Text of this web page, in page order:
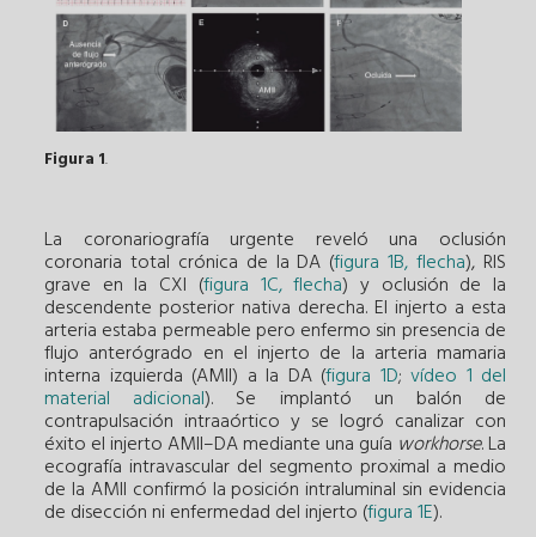
Figura 1.
La coronariografía urgente reveló una oclusión
coronaria total crónica de la DA (figura 1B, flecha), RIS
grave en la CXI (figura 1C, flecha) y oclusión de la
descendente posterior nativa derecha. El injerto a esta
arteria estaba permeable pero enfermo sin presencia de
flujo anterógrado en el injerto de la arteria mamaria
interna izquierda (AMII) a la DA (figura 1D; vídeo 1 del
material adicional). Se implantó un balón de
contrapulsación intraaórtico y se logró canalizar con
éxito el injerto AMII–DA mediante una guía workhorse. La
ecografía intravascular del segmento proximal a medio
de la AMII confirmó la posición intraluminal sin evidencia
de disección ni enfermedad del injerto (figura 1E).